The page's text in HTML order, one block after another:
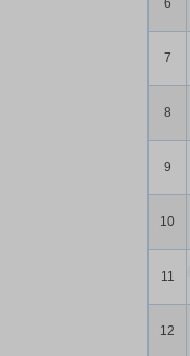
6
7
8
9
10
11
12